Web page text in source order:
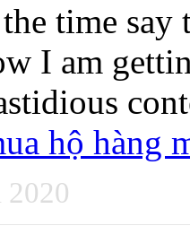
time say
I am
hộ hàng
2020